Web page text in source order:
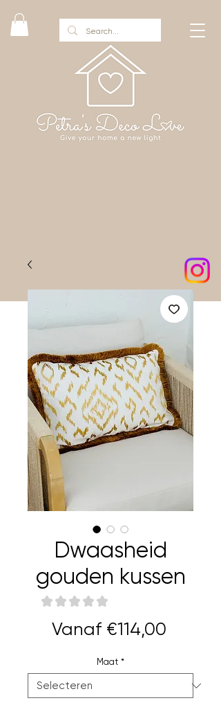
Dwaasheid
gouden kussen
★ ★ ★ ★ ★
Vanaf €114,00
Maat *